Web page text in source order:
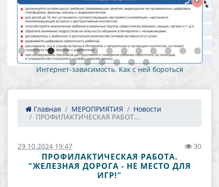
Как противостоять вовлечению в противоправную
деятельность 1
Главная МЕРОПРИЯТИЯ
Новости
ПРОФИЛАКТИЧЕСКАЯ РАБОТ...
29.10.2024 19:47 30
ПРОФИЛАКТИЧЕСКАЯ РАБОТА.
"ЖЕЛЕЗНАЯ ДОРОГА - НЕ МЕСТО ДЛЯ
ИГР!"